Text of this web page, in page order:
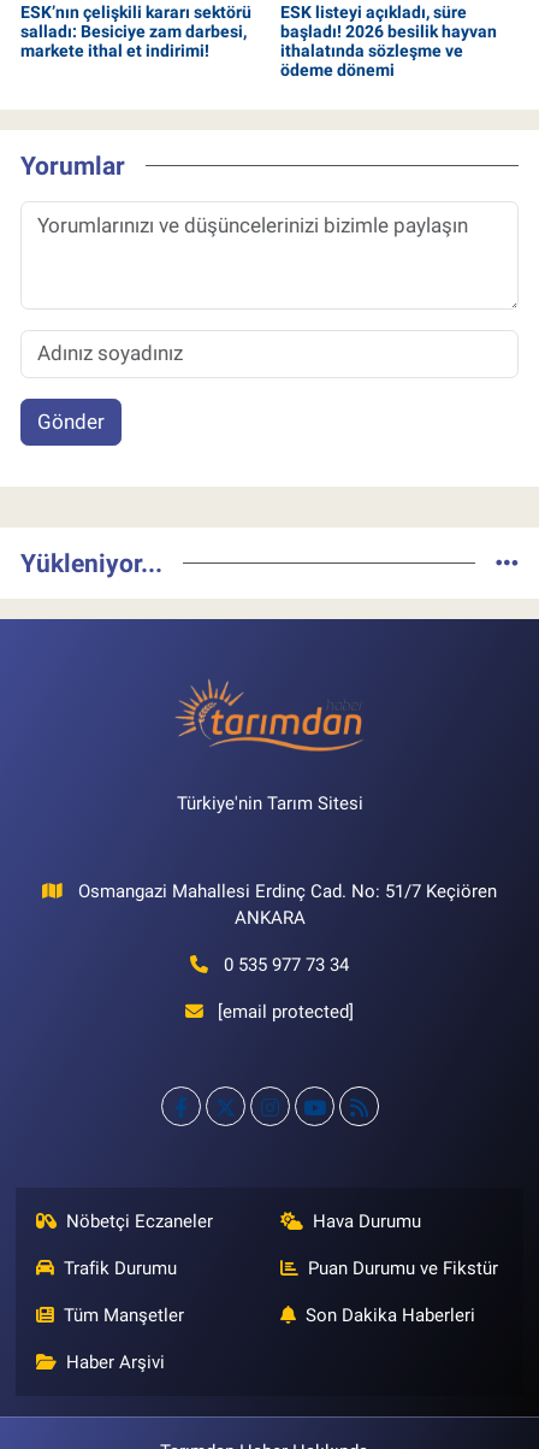
ESK’nın çelişkili kararı sektörü
salladı: Besiciye zam darbesi,
markete ithal et indirimi!
ESK listeyi açıkladı, süre
başladı! 2026 besilik hayvan
ithalatında sözleşme ve
ödeme dönemi
Yorumlar
Gönder
Yükleniyor...
Türkiye'nin Tarım Sitesi
Osmangazi Mahallesi Erdinç Cad. No: 51/7 Keçiören
ANKARA
0 535 977 73 34
[email protected]
Nöbetçi Eczaneler Hava Durumu
Trafik Durumu Puan Durumu ve Fikstür
Tüm Manşetler Son Dakika Haberleri
Haber Arşivi